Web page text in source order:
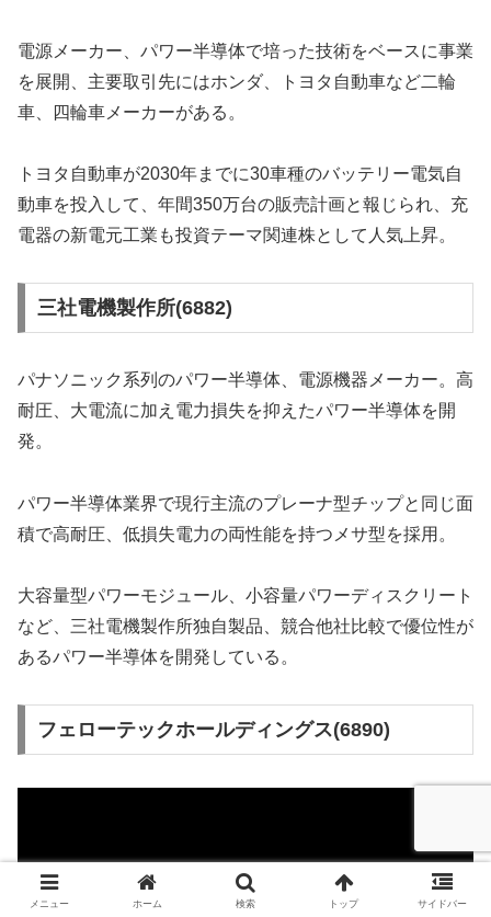
電源メーカー、パワー半導体で培った技術をベースに事業
を展開、主要取引先にはホンダ、トヨタ自動車など二輪
車、四輪車メーカーがある。
トヨタ自動車が2030年までに30車種のバッテリー電気自
動車を投入して、年間350万台の販売計画と報じられ、充
電器の新電元工業も投資テーマ関連株として人気上昇。
三社電機製作所(6882)
パナソニック系列のパワー半導体、電源機器メーカー。高
耐圧、大電流に加え電力損失を抑えたパワー半導体を開
発。
パワー半導体業界で現行主流のプレーナ型チップと同じ面
積で高耐圧、低損失電力の両性能を持つメサ型を採用。
大容量型パワーモジュール、小容量パワーディスクリート
など、三社電機製作所独自製品、競合他社比較で優位性が
あるパワー半導体を開発している。
フェローテックホールディングス(6890)
メニュー ホーム 検索 トップ サイドバー